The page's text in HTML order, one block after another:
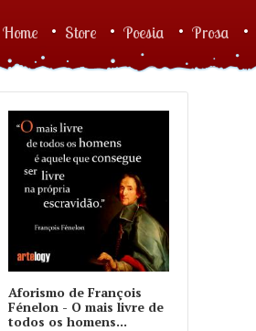
Main menu
Home Store Poesia Prosa
Aforismo de François
Fénelon - O mais livre de
todos os homens...